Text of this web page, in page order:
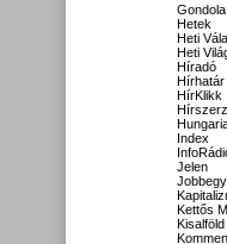
Gondola
Hetek
Heti
Heti
Híradó
Hírhatár
HírKlikk
Index
Jelen
Kettős
Kisalföld